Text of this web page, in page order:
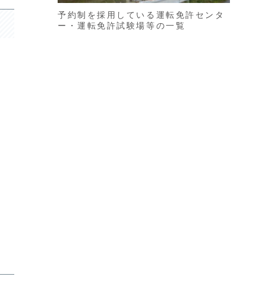
予約制を採用している運転免許センタ
ー・運転免許試験場等の一覧